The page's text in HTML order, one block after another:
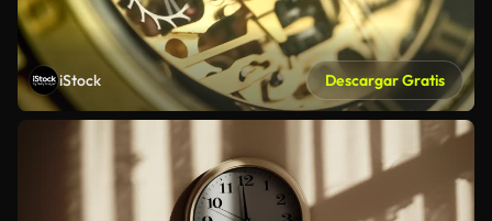
iStock Descargar Gratis